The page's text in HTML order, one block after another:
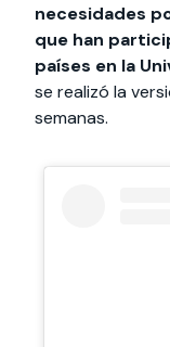
necesidades
que han
países en la
se realizó la
semanas.